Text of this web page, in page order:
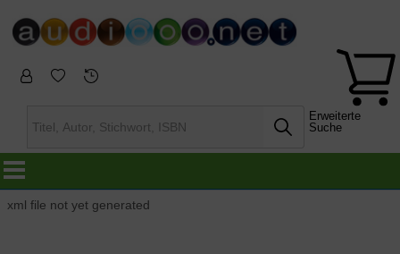
Erweiterte
Suche
xml file not yet generated